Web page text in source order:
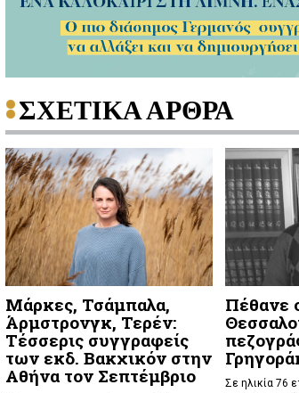
ΣΧΕΤΙΚΑ ΑΡΘΡΑ
Μάρκες, Τσάμπαλα,
Άρμστρονγκ, Τερέν:
Τέσσερις συγγραφείς
των εκδ. Βακχικόν στην
Αθήνα τον Σεπτέμβριο
Πέθανε
Σε ηλικία 76